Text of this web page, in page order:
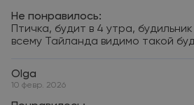
Не понравилось:
Птичка, будит в 4 утра,
всему Тайланда видимо такой
Olga
10 февр. 2026